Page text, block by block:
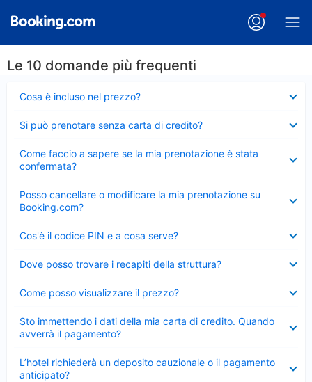
Le 10 domande più frequenti
Cosa è incluso nel prezzo?
chiuso
Si può prenotare senza carta di credito?
chiuso
Come faccio a sapere se la mia prenotazione è stata
confermata?
chiuso
Posso cancellare o modificare la mia prenotazione su
Booking.com?
chiuso
Cos'è il codice PIN e a cosa serve?
chiuso
Dove posso trovare i recapiti della struttura?
chiuso
Come posso visualizzare il prezzo?
chiuso
Sto immettendo i dati della mia carta di credito. Quando
avverrà il pagamento?
chiuso
L’hotel richiederà un deposito cauzionale o il pagamento
anticipato?
chiuso